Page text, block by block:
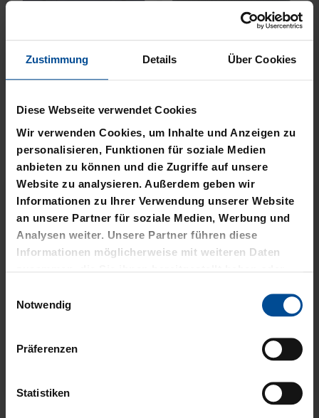
Zustimmung Details Über Cookies
Diese Webseite verwendet Cookies
Wir verwenden Cookies, um Inhalte und Anzeigen zu
personalisieren, Funktionen für soziale Medien
anbieten zu können und die Zugriffe auf unsere
Website zu analysieren. Außerdem geben wir
Informationen zu Ihrer Verwendung unserer Website
an unsere Partner für soziale Medien, Werbung und
Analysen weiter. Unsere Partner führen diese
Informationen möglicherweise mit weiteren Daten
gesammelt haben.
Notwendig
Präferenzen
Statistiken
JACKE HARRINGTON
SCHRIFTZUG NAVY
69,95 €
MÜTZE 47 LOGO
METALLIC NAVY
24,95 €